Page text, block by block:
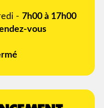
- 7h00 à 17h00
vous